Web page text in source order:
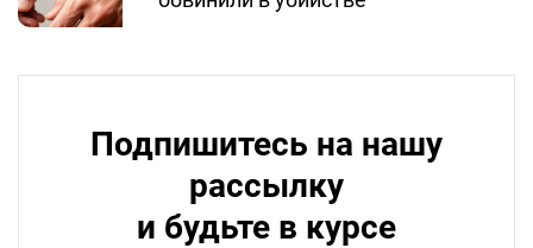
Подпишитесь на нашу
рассылку
и будьте в курсе